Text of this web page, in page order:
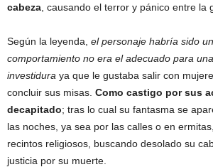
cabeza , causando el terror y pánico entre la
Según la leyenda, el personaje habría sido
comportamiento no era el adecuado para
investidura ya que le gustaba salir con
concluir sus misas. Como castigo por sus
decapitado; tras lo cual su fantasma se
las noches, ya sea por las calles o en
recintos religiosos, buscando desolado su
justicia por su muerte.